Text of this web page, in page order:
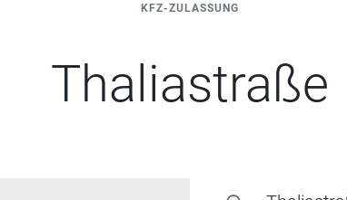
KFZ-ZULASSUNG
Thaliastraße